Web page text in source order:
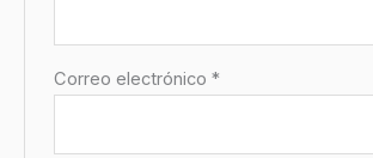
Correo electrónico*